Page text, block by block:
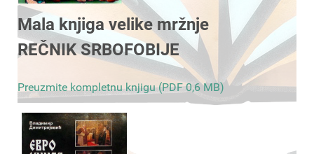
Mala knjiga velike mržnje
REČNIK SRBOFOBIJE
Preuzmite kompletnu knjigu (PDF 0,6 MB)